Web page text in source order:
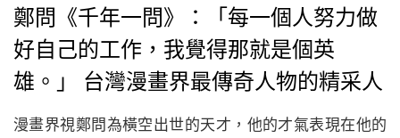
鄭問《千年一問》：「每一個人努力做
好自己的工作，我覺得那就是個英
雄。」 台灣漫畫界最傳奇人物的精采人
生
漫畫界視鄭問為橫空出世的天才，他的才氣表現在他的